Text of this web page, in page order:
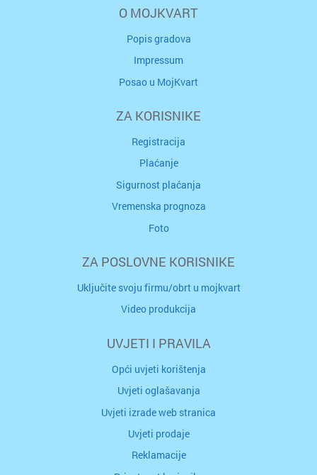
O MOJKVART
Popis gradova
Impressum
Posao u MojKvart
ZA KORISNIKE
Registracija
Plaćanje
Sigurnost plaćanja
Vremenska prognoza
Foto
ZA POSLOVNE KORISNIKE
Uključite svoju firmu/obrt u mojkvart
Video produkcija
UVJETI I PRAVILA
Opći uvjeti korištenja
Uvjeti oglašavanja
Uvjeti izrade web stranica
Uvjeti prodaje
Reklamacije